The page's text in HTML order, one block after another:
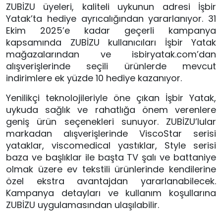
ZUBİZU üyeleri, kaliteli uykunun adresi İşbir
Yatak’ta hediye ayrıcalığından yararlanıyor. 31
Ekim 2025’e kadar geçerli kampanya
kapsamında ZUBİZU kullanıcıları İşbir Yatak
mağazalarından ve isbiryatak.com’dan
alışverişlerinde seçili ürünlerde mevcut
indirimlere ek yüzde 10 hediye kazanıyor.
Yenilikçi teknolojileriyle öne çıkan İşbir Yatak,
uykuda sağlık ve rahatlığa önem verenlere
geniş ürün seçenekleri sunuyor. ZUBİZU’lular
markadan alışverişlerinde ViscoStar serisi
yataklar, viscomedical yastıklar, Style serisi
baza ve başlıklar ile başta TV şalı ve battaniye
olmak üzere ev tekstili ürünlerinde kendilerine
özel ekstra avantajdan yararlanabilecek.
Kampanya detayları ve kullanım koşullarına
ZUBİZU uygulamasından ulaşılabilir.